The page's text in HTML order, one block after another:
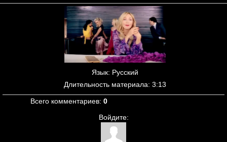
Язык: Русский
Длительность материала: 3:13
Всего комментариев: 0
Войдите: